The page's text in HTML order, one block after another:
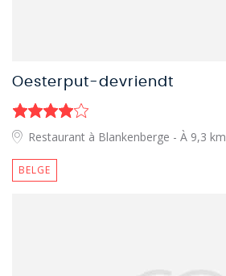
Oesterput-devriendt
Restaurant à Blankenberge - À 9,3 km
BELGE